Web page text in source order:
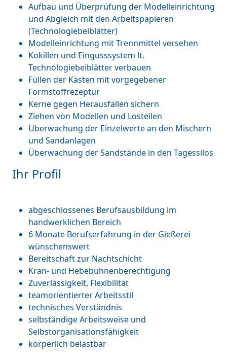
Aufbau und Überprüfung der Modelleinrichtung
und Abgleich mit den Arbeitspapieren
(Technologiebeiblätter)
Modelleinrichtung mit Trennmittel versehen
Kokillen und Eingusssystem lt.
Technologiebeiblätter verbauen
Füllen der Kästen mit vorgegebener
Formstoffrezeptur
Kerne gegen Herausfallen sichern
Ziehen von Modellen und Losteilen
Überwachung der Einzelwerte an den Mischern
und Sandanlagen
Überwachung der Sandstände in den Tagessilos
Ihr Profil
abgeschlossenes Berufsausbildung im
handwerklichen Bereich
6 Monate Berufserfahrung in der Gießerei
wünschenswert
Bereitschaft zur Nachtschicht
Kran- und Hebebühnenberechtigung
Zuverlässigkeit, Flexibilität
teamorientierter Arbeitsstil
technisches Verständnis
selbständige Arbeitsweise und
Selbstorganisationsfähigkeit
körperlich belastbar